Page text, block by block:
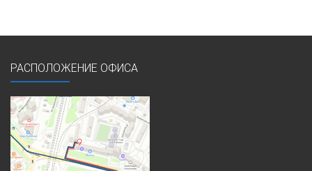
РАСПОЛОЖЕНИЕ ОФИСА